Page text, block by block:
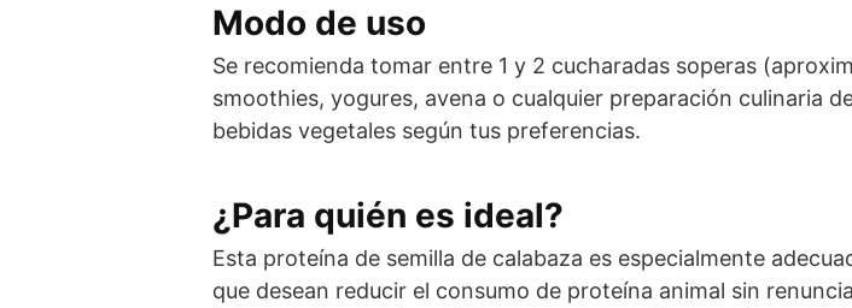
Modo de uso
Se recomienda tomar entre 1 y 2 cucharadas soperas
smoothies, yogures, avena o cualquier preparación culinaria
bebidas vegetales según tus preferencias.
¿Para quién es ideal?
Esta proteína de semilla de calabaza es especialmente
que desean reducir el consumo de proteína animal sin